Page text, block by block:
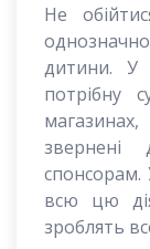
Не
дитини. У
потрібну
магазинах,
звернені
спонсорам.
всю цю
зроблять